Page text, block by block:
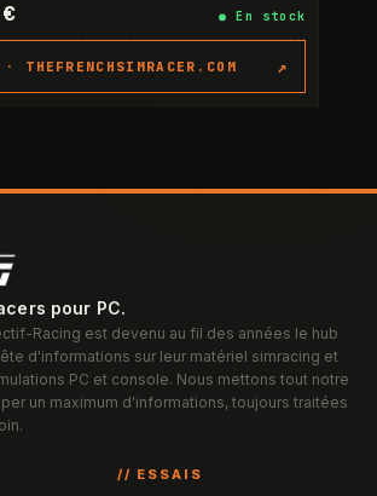
●En stock
· THEFRENCHSIMRACER.COM ↗
pour PC.
Racing est devenu au fil des années le hub
d'informations sur leur matériel simracing et
PC et console. Nous mettons tout notre
un maximum d'informations, toujours traitées
// ESSAIS